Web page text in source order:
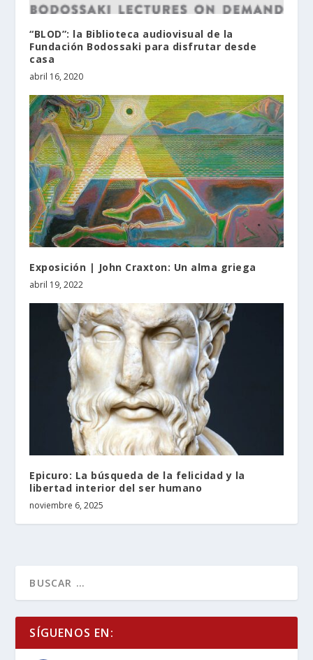
“BLOD”: la Biblioteca audiovisual de la
Fundación Bodossaki para disfrutar desde
casa
abril 16, 2020
Exposición | John Craxton: Un alma griega
abril 19, 2022
Epicuro: La búsqueda de la felicidad y la
libertad interior del ser humano
noviembre 6, 2025
SÍGUENOS EN: